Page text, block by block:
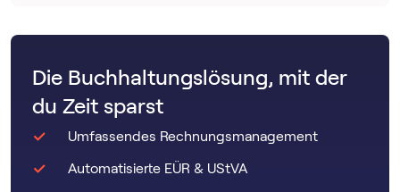
Die Buchhaltungslösung, mit der
du Zeit sparst
Umfassendes Rechnungsmanagement
Automatisierte EÜR & UStVA